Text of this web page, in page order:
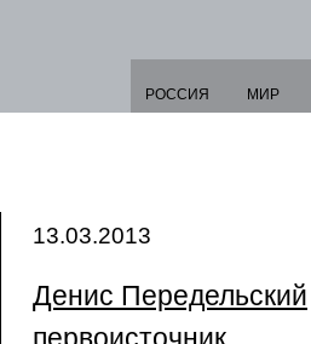
РОССИЯ МИР
13.03.2013
Денис Передельский